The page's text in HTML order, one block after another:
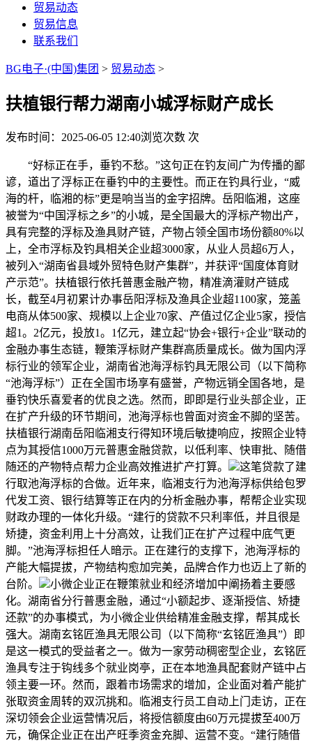
贸易动态
贸易信息
联系我们
BG电子·(中国)集团 > 贸易动态 >
扶植银行帮力湖南小城浮标财产成长
发布时间：2025-06-05 12:40浏览次数 次
“好标正在手，垂钓不愁。”这句正在钓友间广为传播的鄙
谚，道出了浮标正在垂钓中的主要性。而正在钓具行业，“威
海的杆，临湘的标”更是响当当的金字招牌。岳阳临湘，这座
被誉为“中国浮标之乡”的小城，是全国最大的浮标产物出产，
具有完整的浮标及渔具财产链，产物占领全国市场份额80%以
上，全市浮标及钓具相关企业超3000家，从业人员超6万人，
被列入“湖南省县域外贸特色财产集群”，并获评“国度体育财
产示范”。扶植银行依托普惠金融产物，精准滴灌财产链成
长，截至4月初累计办事岳阳浮标及渔具企业超1100家，笼盖
电商从体500家、规模以上企业70家、产值过亿企业5家，授信
超1。2亿元，投放1。1亿元，建立起“协会+银行+企业”联动的
金融办事生态链，鞭策浮标财产集群高质量成长。做为国内浮
标行业的领军企业，湖南省池海浮标钓具无限公司（以下简称
“池海浮标”）正在全国市场享有盛誉，产物远销全国各地，是
垂钓快乐喜爱者的优良之选。然而，即即是行业头部企业，正
在扩产升级的环节期间，池海浮标也曾面对资金不脚的坚苦。
扶植银行湖南岳阳临湘支行得知环境后敏捷响应，按照企业特
点为其授信1000万元普惠金融贷款，以低利率、快审批、随借
随还的产物特点帮力企业高效推进扩产打算。
这笔贷款了建
行取池海浮标的合做。近年来，临湘支行为池海浮标供给包罗
代发工资、银行结算等正在内的分析金融办事，帮帮企业实现
财政办理的一体化升级。“建行的贷款不只利率低，并且很是
矫捷，资金利用上十分高效，让我们正在扩产过程中底气更
脚。”池海浮标担任人暗示。正在建行的支撑下，池海浮标的
产能大幅提拔，产物结构愈加完美，品牌合作力也迈上了新的
台阶。
小微企业正在鞭策就业和经济增加中阐扬着主要感
化。湖南省分行普惠金融，通过“小额起步、逐渐授信、矫捷
还款”的办事模式，为小微企业供给精准金融支撑，帮其成长
强大。湖南玄铭匠渔具无限公司（以下简称“玄铭匠渔具”）即
是这一模式的受益者之一。做为一家劳动稠密型企业，玄铭匠
渔具专注于钩线多个就业岗亭，正在本地渔具配套财产链中占
领主要一环。然而，跟着市场需求的增加，企业面对着产能扩
张取资金周转的双沉挑和。临湘支行员工自动上门走访，正在
深切领会企业运营情况后，将授信额度由60万元提拔至400万
元，确保企业正在出产旺季资金充脚、运营不变。“建行随借